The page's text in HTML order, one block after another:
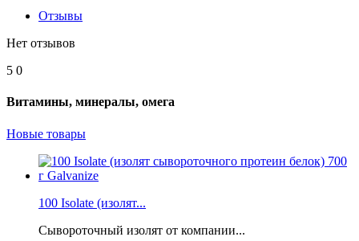
Отзывы
Нет отзывов
5 0
Витамины, минералы, омега
Новые товары
100 Isolate (изолят...
Сывороточный изолят от компании...